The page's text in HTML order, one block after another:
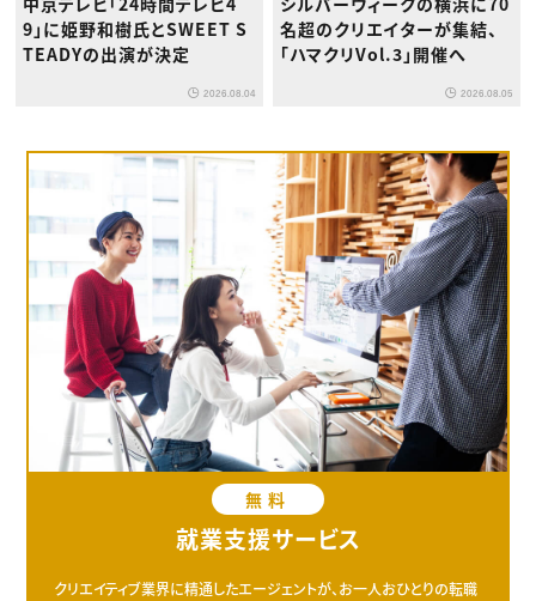
9」に姫野和樹氏とSWEET S
TEADYの出演が決定
2026.08.04
名超のクリエイターが集結、
「ハマクリVol.3」開催へ
2026.08.05
無料
就業支援サービス
クリエイティブ業界に精通したエージェントが、お一人おひとりの転職